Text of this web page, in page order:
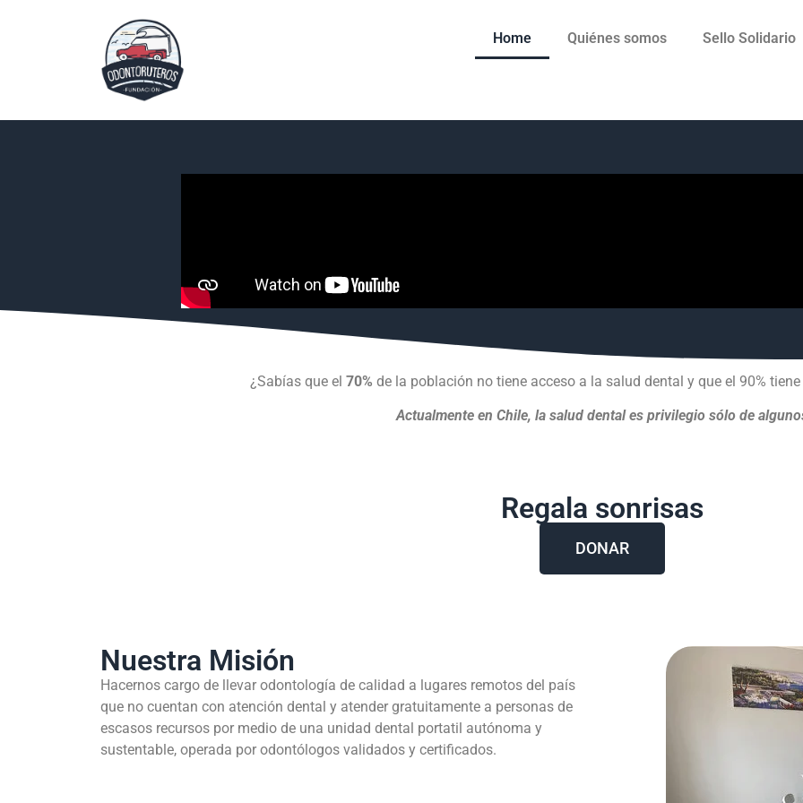
Home Quiénes somos Sello Solidario
¿Sabías que el 70% de la población no tiene acceso a la salud dental y que el 90%
Actualmente en Chile, la salud dental es privilegio sólo de
Regala sonrisas
DONAR
Nuestra Misión
Hacernos cargo de llevar odontología de calidad a lugares remotos del país
que no cuentan con atención dental y atender gratuitamente a personas de
escasos recursos por medio de una unidad dental portatil autónoma y
sustentable, operada por odontólogos validados y certificados.